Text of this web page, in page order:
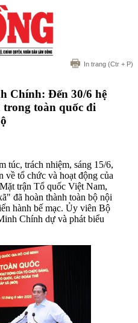
In trang (Ctr + P)
Chính: Đến 30/6 hệ
toàn quốc đi
túc, trách nhiệm, sáng 15/6,
về tổ chức và hoạt động của
trận Tổ quốc Việt Nam,
đã hoàn thành toàn bộ nội
hành bế mạc. Ủy viên Bộ
Chính dự và phát biểu